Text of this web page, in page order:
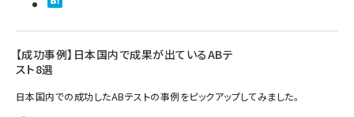
【成功事例】日本国内で成果が出ているABテ
スト8選
日本国内での成功したABテストの事例をピックアップしてみました。